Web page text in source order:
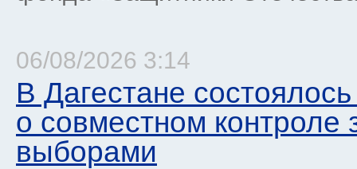
06/08/2026 3:14
В Дагестане
о совместном
выборами